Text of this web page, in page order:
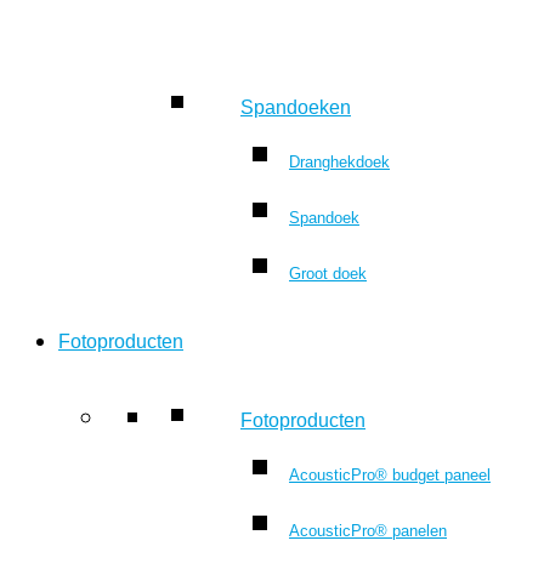
Spandoeken
Dranghekdoek
Spandoek
Groot doek
Fotoproducten
Fotoproducten
AcousticPro® budget paneel
AcousticPro® panelen